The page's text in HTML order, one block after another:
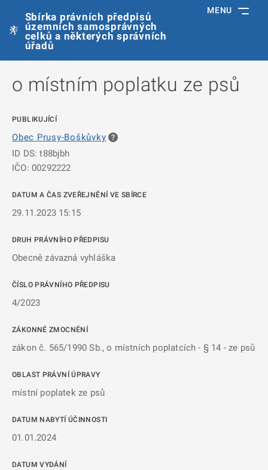
Sbírka právních předpisů
územních samosprávných
celků a některých správních
úřadů
MENU
o místním poplatku ze psů
PUBLIKUJÍCÍ
Obec Prusy-Boškůvky
ID DS: t88bjbh
IČO: 00292222
DATUM A ČAS ZVEŘEJNĚNÍ VE SBÍRCE
29.11.2023 15:15
DRUH PRÁVNÍHO PŘEDPISU
Obecně závazná vyhláška
ČÍSLO PRÁVNÍHO PŘEDPISU
4/2023
ZÁKONNÉ ZMOCNĚNÍ
zákon č. 565/1990 Sb., o místních poplatcích - § 14 - ze psů
OBLAST PRÁVNÍ ÚPRAVY
místní poplatek ze psů
DATUM NABYTÍ ÚČINNOSTI
01.01.2024
DATUM VYDÁNÍ